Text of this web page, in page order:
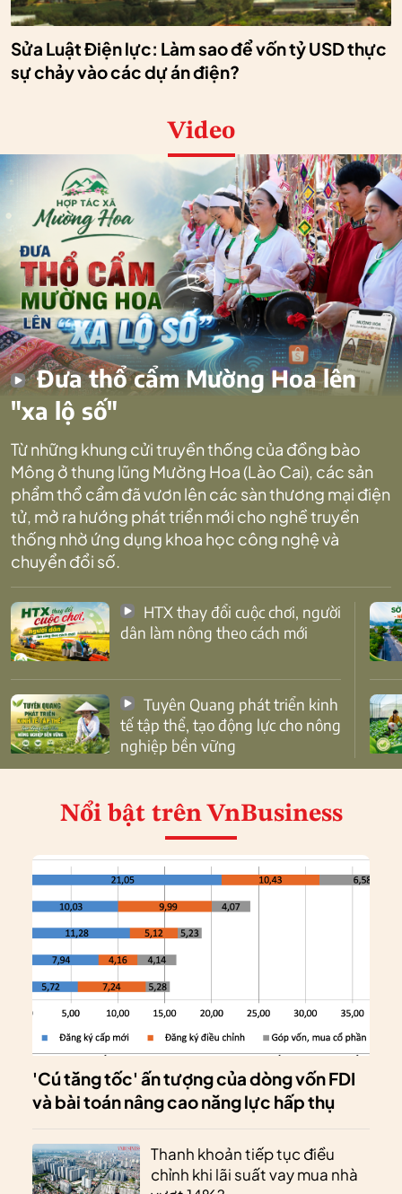
Sửa Luật Điện lực: Làm sao để vốn tỷ USD thực
sự chảy vào các dự án điện?
Video
Đưa thổ cẩm Mường Hoa lên
"xa lộ số"
Từ những khung cửi truyền thống của đồng bào
Mông ở thung lũng Mường Hoa (Lào Cai), các sản
phẩm thổ cẩm đã vươn lên các sàn thương mại điện
tử, mở ra hướng phát triển mới cho nghề truyền
thống nhờ ứng dụng khoa học công nghệ và
chuyển đổi số.
dân làm nông theo cách mới
tế tập thể, tạo động lực cho nông
nghiệp bền vững
Nổi bật trên VnBusiness
'Cú tăng tốc' ấn tượng của dòng vốn FDI
và bài toán nâng cao năng lực hấp thụ
Thanh khoản tiếp tục điều
chỉnh khi lãi suất vay mua nhà